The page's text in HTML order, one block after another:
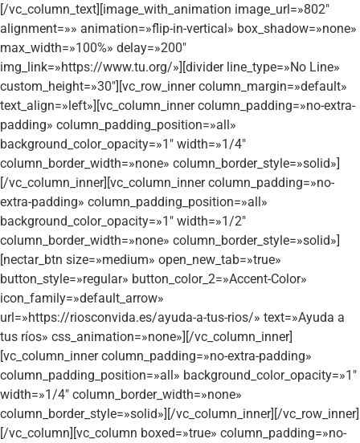
[/vc_column_text][image_with_animation image_url=»802″
alignment=»» animation=»flip-in-vertical» box_shadow=»none»
max_width=»100%» delay=»200″
img_link=»https://www.tu.org/»][divider line_type=»No Line»
custom_height=»30″][vc_row_inner column_margin=»default»
text_align=»left»][vc_column_inner column_padding=»no-extra-
padding» column_padding_position=»all»
background_color_opacity=»1″ width=»1/4″
column_border_width=»none» column_border_style=»solid»]
[/vc_column_inner][vc_column_inner column_padding=»no-
extra-padding» column_padding_position=»all»
background_color_opacity=»1″ width=»1/2″
column_border_width=»none» column_border_style=»solid»]
[nectar_btn size=»medium» open_new_tab=»true»
button_style=»regular» button_color_2=»Accent-Color»
icon_family=»default_arrow»
url=»https://riosconvida.es/ayuda-a-tus-rios/» text=»Ayuda a
tus ríos» css_animation=»none»][/vc_column_inner]
[vc_column_inner column_padding=»no-extra-padding»
column_padding_position=»all» background_color_opacity=»1″
width=»1/4″ column_border_width=»none»
column_border_style=»solid»][/vc_column_inner][/vc_row_inner]
[/vc_column][vc_column boxed=»true» column_padding=»no-